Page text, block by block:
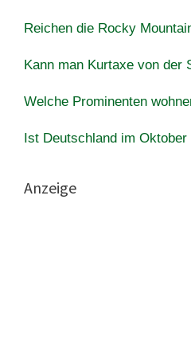
Reichen die Rocky
Kann man Kurtaxe von der
Welche Prominenten
Ist Deutschland im
Anzeige